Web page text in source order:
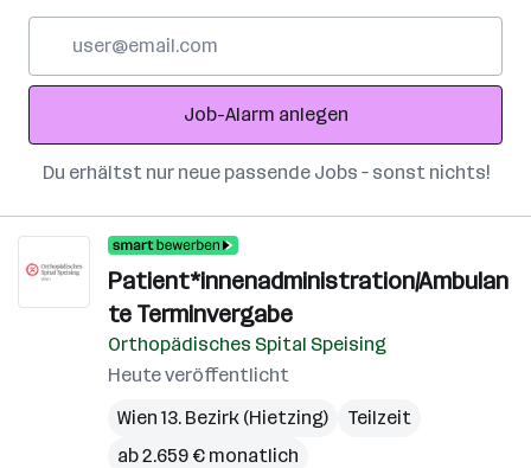
Adresse
Job-Alarm anlegen
Du erhältst nur neue passende Jobs – sonst nichts!
Patient*innenadministration/Ambulan
te Terminvergabe
Orthopädisches Spital Speising
Heute veröffentlicht
Wien 13. Bezirk (Hietzing)
Teilzeit
ab 2.659 € monatlich